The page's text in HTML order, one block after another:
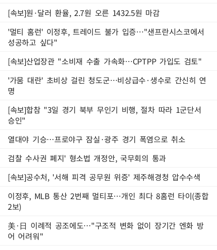
[속보]원·달러 환율, 2.7원 오른 1432.5원 마감
'멀티 홈런' 이정후, 트레이드 불가 입증…"샌프란시스코에서
성공하고 싶다"
[속보]산업장관 "소비재 수출 가속화…CPTPP 가입도 검토"
'가뭄 대란' 초비상 걸린 청도군…비상급수·생수로 간신히 연
명
[속보]합참 "3일 경기 북부 무인기 비행, 절차 따라 1군단서
승인"
열대야 기승…프로야구 잠실·광주 경기 폭염으로 취소
검찰 수사권 폐지' 형소법 개정안, 국무회의 통과
[속보]공수처, '서해 피격 공무원 위증' 제주해경청 압수수색
이정후, MLB 통산 2번째 멀티포…개인 최다 8홈런 타이(종합
2보)
美·日 이례적 공조에도…"구조적 변화 없이 장기간 엔화 방
어 어려워"